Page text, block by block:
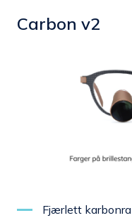
Carbon v2
Fjærlett